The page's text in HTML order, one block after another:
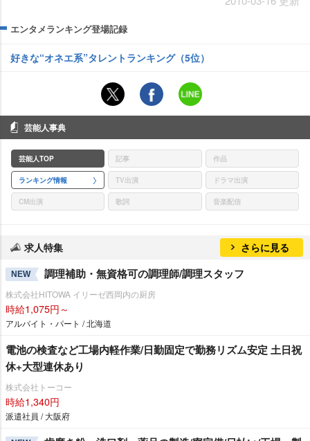
エンタメランキング登場記録
好きな“オネエ系”タレントランキング（5位）
芸能人事典
芸能人TOP 記事 作品
ランキング情報 TV出演 ドラマ出演
CM出演 歌詞 音楽配信
求人特集 さらに見る
NEW 調理補助・無資格可の調理師/調理スタッフ
株式会社HITOWA イリーゼ西岡内の厨房
時給1,075円～
アルバイト・パート / 北海道
電池の検査など工場内軽作業/日勤固定で勤務リズム安定 土日祝
休+大型連休あり
株式会社トーコー
時給1,340円
派遣社員 / 大阪府